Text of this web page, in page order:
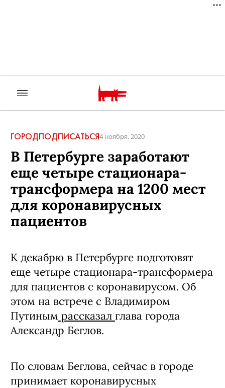
ГОРОДПОДПИСАТЬСЯ4 ноября, 2020
В Петербурге заработают
еще четыре стационара-
трансформера на 1200 мест
для коронавирусных
пациентов
К декабрю в Петербурге подготовят
еще четыре стационара-трансформера
для пациентов с коронавирусом. Об
этом на встрече с Владимиром
Путиным рассказал глава города
Александр Беглов.
По словам Беглова, сейчас в городе
принимает коронавирусных